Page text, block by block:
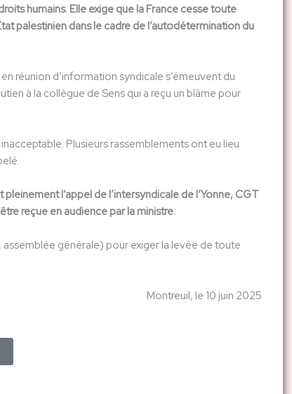
humains. Elle exige que la France cesse toute
palestinien dans le cadre de l’autodétermination du
réunion d’information syndicale s’émeuvent du
à la collègue de Sens qui a reçu un blâme pour
Plusieurs rassemblements ont eu lieu
l’appel de l’intersyndicale de l’Yonne, CGT
reçue en audience par la ministre.
générale) pour exiger la levée de toute
Montreuil, le 10 juin 2025